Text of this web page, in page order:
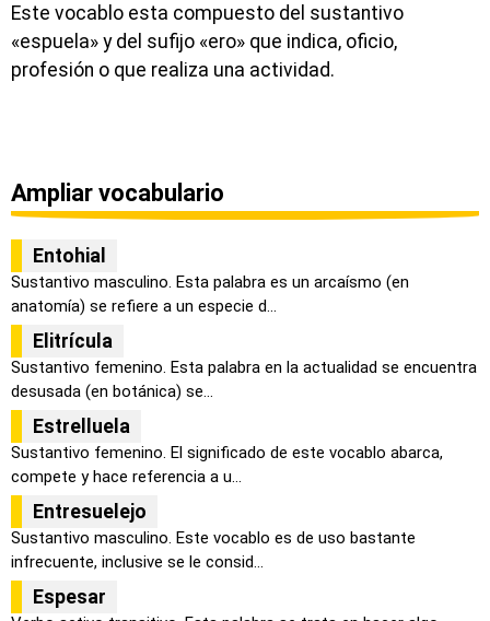
Este vocablo esta compuesto del sustantivo
«espuela» y del sufijo «ero» que indica, oficio,
profesión o que realiza una actividad.
Ampliar vocabulario
Entohial
Sustantivo masculino. Esta palabra es un arcaísmo (en
anatomía) se refiere a un especie d...
Elitrícula
Sustantivo femenino. Esta palabra en la actualidad se encuentra
desusada (en botánica) se...
Estrelluela
Sustantivo femenino. El significado de este vocablo abarca,
compete y hace referencia a u...
Entresuelejo
Sustantivo masculino. Este vocablo es de uso bastante
infrecuente, inclusive se le consid...
Espesar